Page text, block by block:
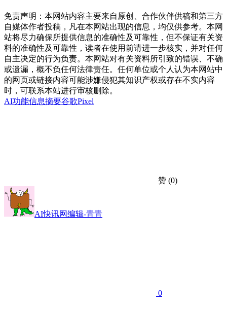
免责声明：本网站内容主要来自原创、合作伙伴供稿和第三方
自媒体作者投稿，凡在本网站出现的信息，均仅供参考。本网
站将尽力确保所提供信息的准确性及可靠性，但不保证有关资
料的准确性及可靠性，读者在使用前请进一步核实，并对任何
自主决定的行为负责。本网站对有关资料所引致的错误、不确
或遗漏，概不负任何法律责任。任何单位或个人认为本网站中
的网页或链接内容可能涉嫌侵犯其知识产权或存在不实内容
时，可联系本站进行审核删除。
AI功能信息摘要谷歌Pixel
赞 (0)
AI快讯网编辑-青青
0